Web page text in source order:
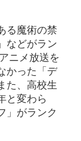
る魔術の禁
などがラン
ニメ放送を
かった「デ
た、高校生
と変わら
」がランク